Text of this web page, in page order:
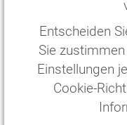
Entscheiden
Sie
Einstellungen
Cookie-